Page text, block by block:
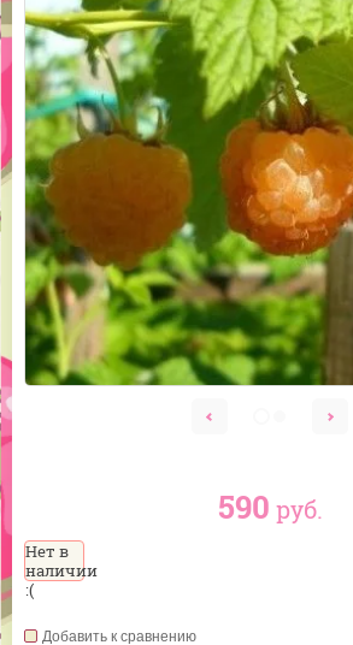
590 руб.
Нет в
наличии
:(
Добавить к сравнению